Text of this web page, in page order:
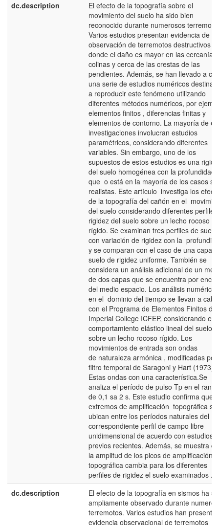
dc.description
El efecto de la topografía sobre el
movimiento del suelo ha sido bien
reconocido durante numerosos
Varios estudios presentan evidencia de
observación de terremotos destructivos ,
donde el daño es mayor en las cercanías
colinas y cerca de las crestas de las
pendientes. Además, se han llevado a
una serie de estudios numéricos
a reproducir este fenómeno utilizando
diferentes métodos numéricos, por
elementos finitos , diferencias finitas y
elementos de contorno. La mayoría de
investigaciones involucran estudios
paramétricos, considerando diferentes
variables. Sin embargo, uno de los
supuestos de estos estudios es una
del suelo homogénea con la profundidad,
que o está en la mayoría de los casos
realistas. Este artículo investiga los
de la topografía del cañón en el
del suelo considerando diferentes
rigidez del suelo sobre un lecho rocoso
rígido. Se examinan tres perfiles de suelo
con variación de rigidez con la
y se comparan con el caso de una capa
suelo de rigidez uniforme. También se
considera un análisis adicional de un
de dos capas que se encuentra por
del medio espacio. Los análisis numéricos
en el dominio del tiempo se llevan a cabo
con el Programa de Elementos Finitos del
Imperial College ICFEP, considerando el
comportamiento elástico lineal del suelo
sobre un lecho rocoso rígido. Los
movimientos de entrada son ondas
de naturaleza armónica , modificadas por
filtro temporal de Saragoni y Hart (1973) .
Estas ondas con una característica.Se
analiza el período de pulso Tp en el rango
de 0,1 sa 2 s. Este estudio confirma que
extremos de amplificación topográfica se
ubican entre los períodos naturales del
correspondiente perfil de campo libre
unidimensional de acuerdo con estudios
previos recientes. Además, se muestra
la amplitud de los picos de amplificación
topográfica cambia para los diferentes
perfiles de rigidez el suelo examinados .
dc.description
El efecto de la topografía en sismos ha
ampliamente observado durante
terremotos. Varios estudios han
evidencia observacional de terremotos